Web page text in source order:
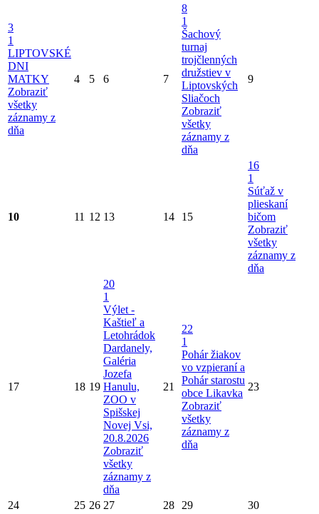
3
1
LIPTOVSKÉ
DNI
MATKY
Zobraziť
všetky
záznamy z
dňa
4 5 6 7
8
1
Šachový
turnaj
trojčlenných
družstiev v
Liptovských
Sliačoch
Zobraziť
všetky
záznamy z
dňa
9
10 11 12 13 14 15
16
1
Súťaž v
plieskaní
bičom
Zobraziť
všetky
záznamy z
dňa
17 18 19
20
1
Výlet -
Kaštieľ a
Letohrádok
Dardanely,
Galéria
Jozefa
Hanulu,
ZOO v
Spišskej
Novej Vsi,
20.8.2026
Zobraziť
všetky
záznamy z
dňa
21
22
1
Pohár žiakov
vo vzpieraní a
Pohár starostu
obce Likavka
Zobraziť
všetky
záznamy z
dňa
23
24 25 26 27 28 29 30